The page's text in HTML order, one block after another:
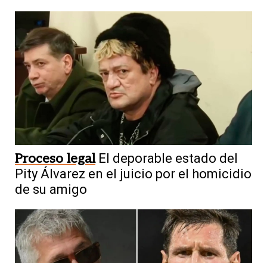
Proceso legal El deporable estado del
Pity Álvarez en el juicio por el homicidio
de su amigo